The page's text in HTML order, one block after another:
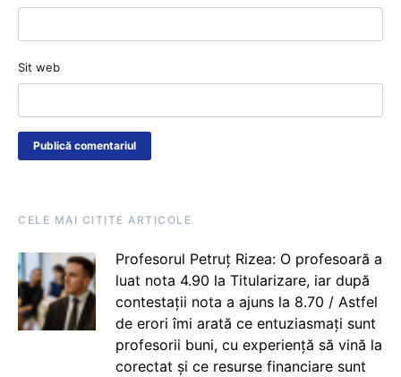
Sit web
CELE MAI CITITE ARTICOLE
Profesorul Petruț Rizea: O profesoară a
luat nota 4.90 la Titularizare, iar după
contestații nota a ajuns la 8.70 / Astfel
de erori îmi arată ce entuziasmați sunt
profesorii buni, cu experiență să vină la
corectat și ce resurse financiare sunt